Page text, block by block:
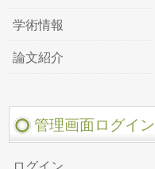
学術情報
論文紹介
管理画面ログイン
ログイン